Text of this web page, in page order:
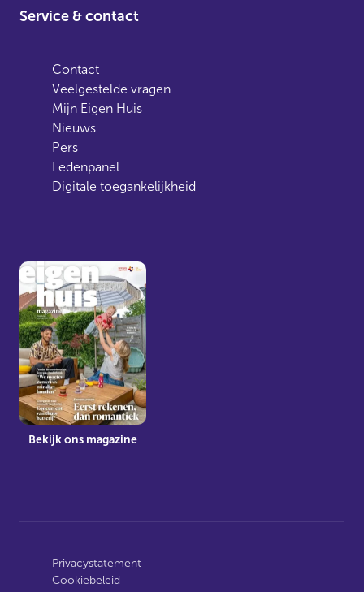
Service & contact
Contact
Veelgestelde vragen
Mijn Eigen Huis
Nieuws
Pers
Ledenpanel
Digitale toegankelijkheid
Bekijk ons magazine
Privacystatement
Cookiebeleid